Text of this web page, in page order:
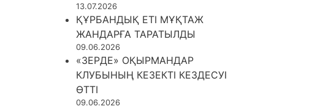
13.07.2026
ҚҰРБАНДЫҚ ЕТІ МҰҚТАЖ
ЖАНДАРҒА ТАРАТЫЛДЫ
09.06.2026
«ЗЕРДЕ» ОҚЫРМАНДАР
КЛУБЫНЫҢ КЕЗЕКТІ КЕЗДЕСУІ
ӨТТІ
09.06.2026